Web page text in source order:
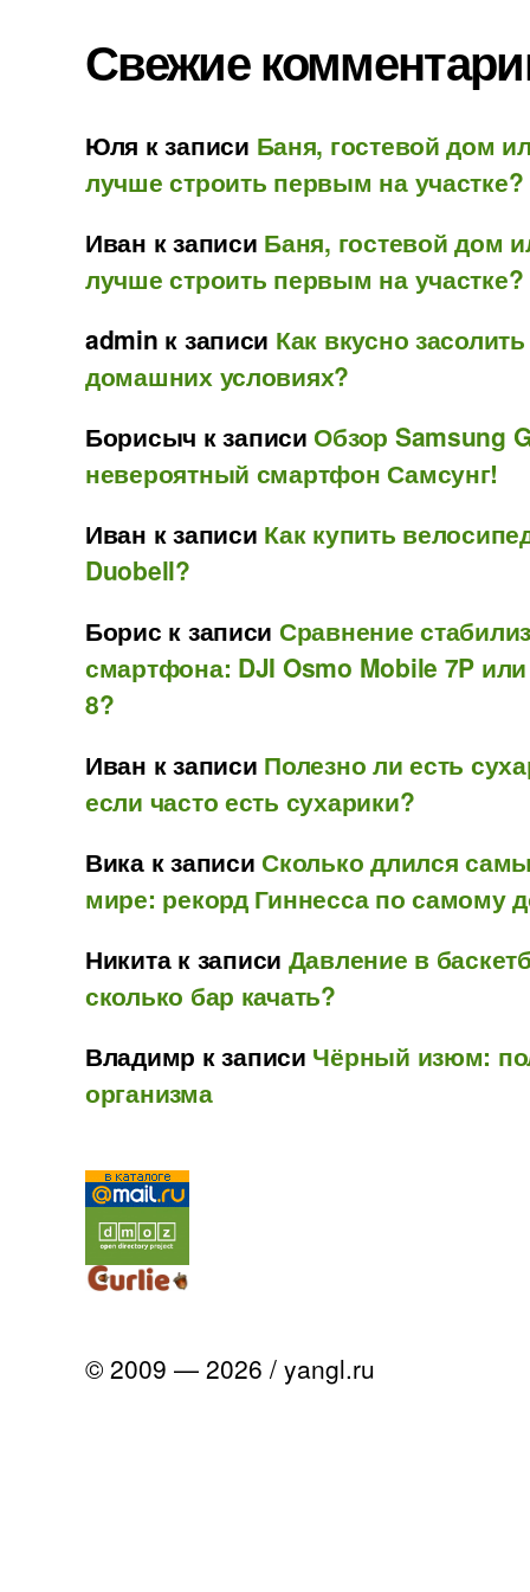
Свежие
Юля к записи Баня, гостевой дом
лучше строить первым на участке?
Иван к записи Баня, гостевой дом
лучше строить первым на участке?
admin к записи Как вкусно
домашних условиях?
Борисыч к записиОбзор Samsung
невероятный смартфон Самсунг!
Иван к записи Как купить
Duobell?
Борис к записи Сравнение
смартфона: DJI Osmo Mobile 7P
8?
Иван к записи Полезно ли есть
если часто есть сухарики?
Викак записиСколько длился
мире: рекорд Гиннесса по самому
Никитак записи Давление в
сколько бар качать?
Владимр к записи Чёрный изюм:
организма
© 2009 — 2026 / yangl.ru